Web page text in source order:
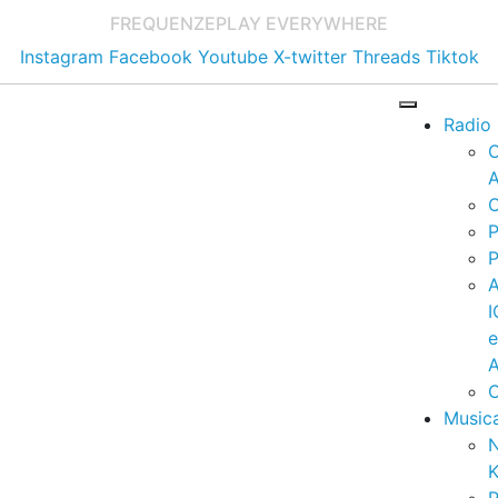
FREQUENZEPLAY EVERYWHERE
Instagram Facebook Youtube X-twitter Threads Tiktok
Radio
e